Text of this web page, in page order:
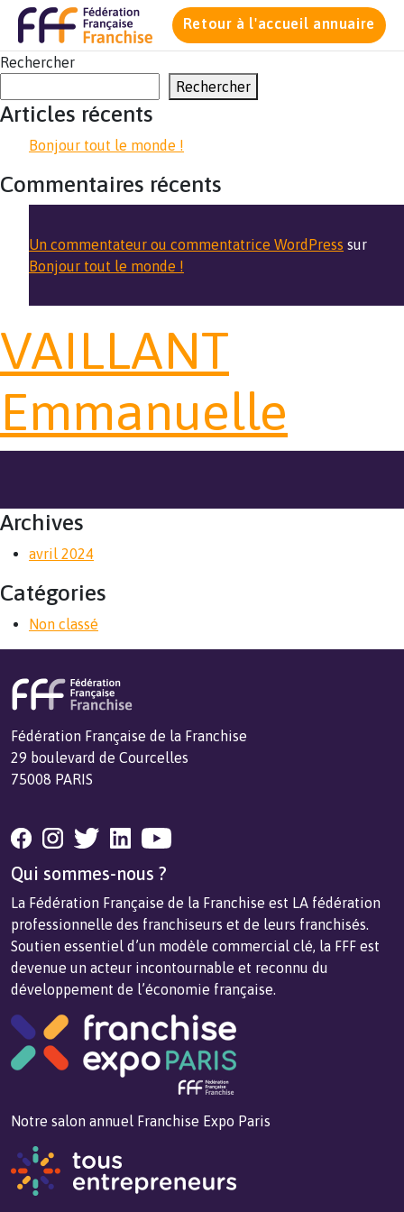
Retour à l'accueil annuaire
Rechercher
Rechercher
Articles récents
Bonjour tout le monde !
Commentaires récents
Un commentateur ou commentatrice WordPress sur
Bonjour tout le monde !
VAILLANT
Emmanuelle
Archives
avril 2024
Catégories
Non classé
Fédération Française de la Franchise
29 boulevard de Courcelles
75008 PARIS
Qui sommes-nous ?
La Fédération Française de la Franchise est LA fédération
professionnelle des franchiseurs et de leurs franchisés.
Soutien essentiel d’un modèle commercial clé, la FFF est
devenue un acteur incontournable et reconnu du
développement de l’économie française.
Notre salon annuel Franchise Expo Paris